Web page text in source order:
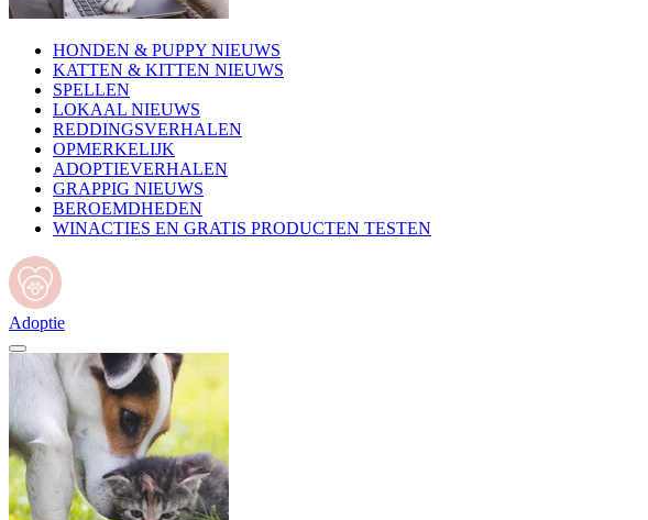
HONDEN & PUPPY NIEUWS
KATTEN & KITTEN NIEUWS
SPELLEN
LOKAAL NIEUWS
REDDINGSVERHALEN
OPMERKELIJK
ADOPTIEVERHALEN
GRAPPIG NIEUWS
BEROEMDHEDEN
WINACTIES EN GRATIS PRODUCTEN TESTEN
Adoptie